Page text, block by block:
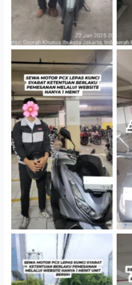
Hotel Kartika Chandra,
Jakarta Selatan